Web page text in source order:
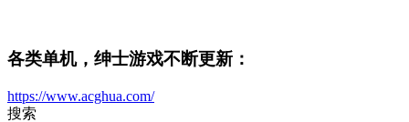
各类单机，绅士游戏不断更新：
https://www.acghua.com/
搜索